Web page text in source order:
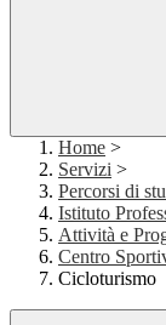
Home >
Servizi >
Percorsi di
Istituto
Attività e
Centro
Cicloturismo